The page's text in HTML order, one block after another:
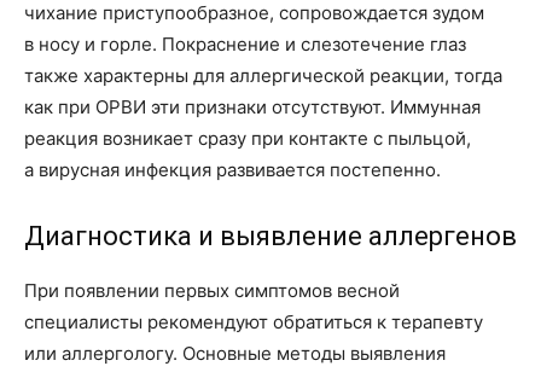
чихание приступообразное, сопровождается зудом
в носу и горле. Покраснение и слезотечение глаз
также характерны для аллергической реакции, тогда
как при ОРВИ эти признаки отсутствуют. Иммунная
реакция возникает сразу при контакте с пыльцой,
а вирусная инфекция развивается постепенно.
Диагностика и выявление аллергенов
При появлении первых симптомов весной
специалисты рекомендуют обратиться к терапевту
или аллергологу. Основные методы выявления